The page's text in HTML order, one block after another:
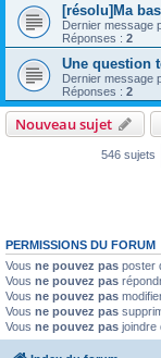
[résolu]Ma
Dernier message
Réponses : 2
Une question
Dernier message
Réponses : 2
Nouveau sujet
546 sujets
PERMISSIONS DU FORUM
Vous ne pouvez pas poster
Vous ne pouvez pas
Vous ne pouvez pas
Vous ne pouvez pas
Vous ne pouvez pas joindre